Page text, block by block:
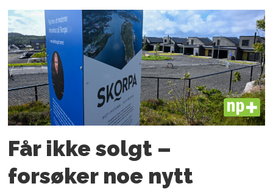
PLUS
Får ikke solgt –
forsøker noe nytt